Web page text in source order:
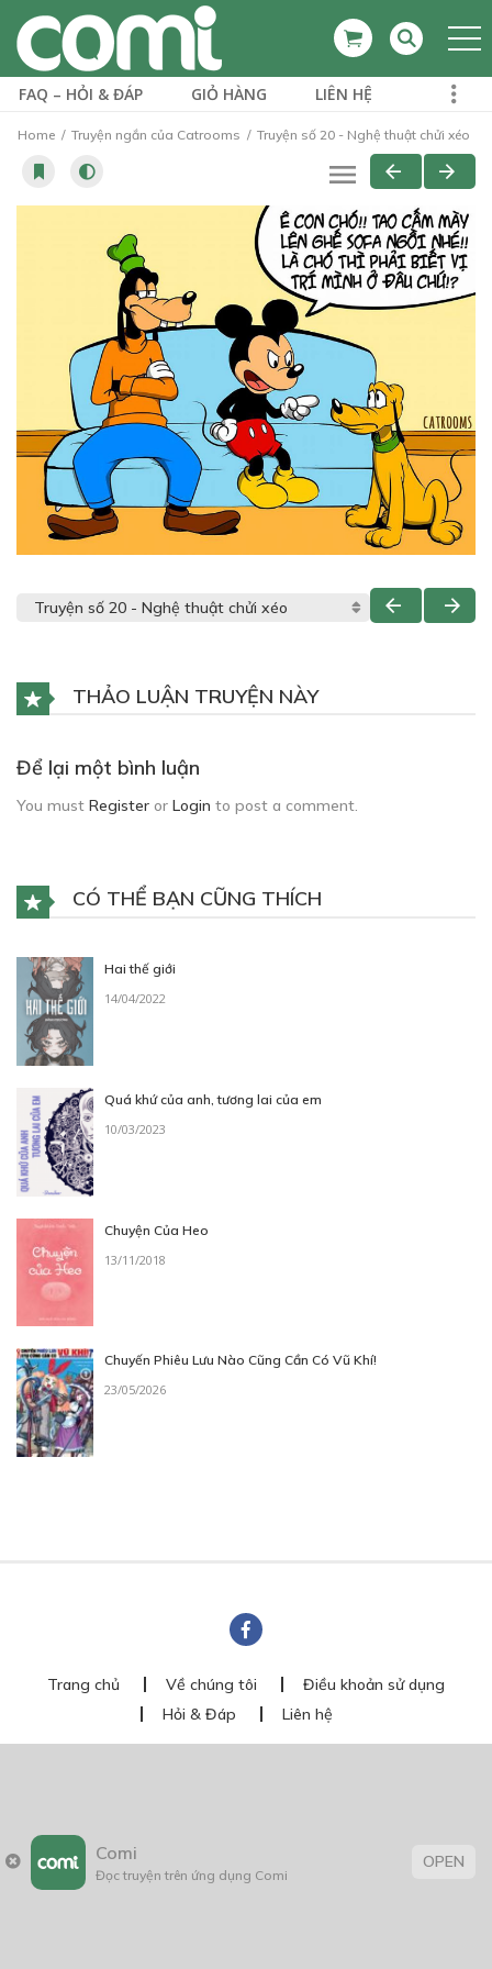
FAQ – HỎI & ĐÁP GIỎ HÀNG LIÊN HỆ
Home Truyện ngắn của Catrooms Truyện số 20 - Nghệ thuật chửi xéo
THẢO LUẬN TRUYỆN NÀY
Để lại một bình luận
You must Register or Login to post a comment.
CÓ THỂ BẠN CŨNG THÍCH
Hai thế giới
14/04/2022
Quá khứ của anh, tương lai của em
10/03/2023
Chuyện Của Heo
13/11/2018
Chuyến Phiêu Lưu Nào Cũng Cần Có Vũ Khí!
23/05/2026
Trang chủ Về chúng tôi
Điều khoản sử dụng
Hỏi & Đáp
Liên hệ
2700/XN-CXBIPH do Cục Xuất bản, In và Phát hành cấp ngày 01/06/2022
Giấy Đăng kí kinh doanh số 0313105297 do Sở Kế hoạch và Đầu tư thành
phố Hồ Chí Minh cấp ngày 21/1/2015
Comi
Đọc truyện trên ứng dụng Comi
OPEN